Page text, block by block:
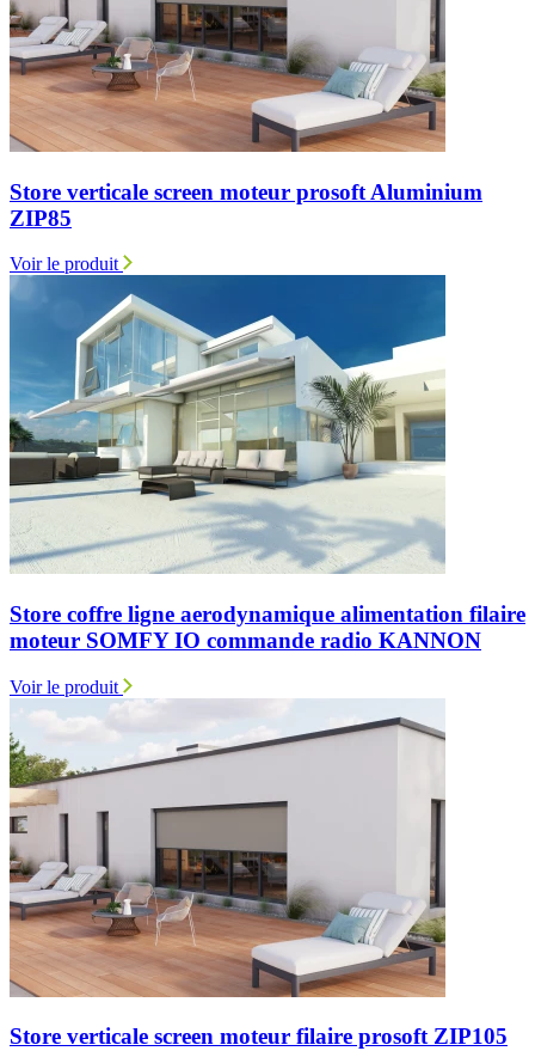
Store verticale screen moteur prosoft Aluminium
ZIP85
Voir le produit
Store coffre ligne aerodynamique alimentation filaire
moteur SOMFY IO commande radio KANNON
Voir le produit
Store verticale screen moteur filaire prosoft ZIP105